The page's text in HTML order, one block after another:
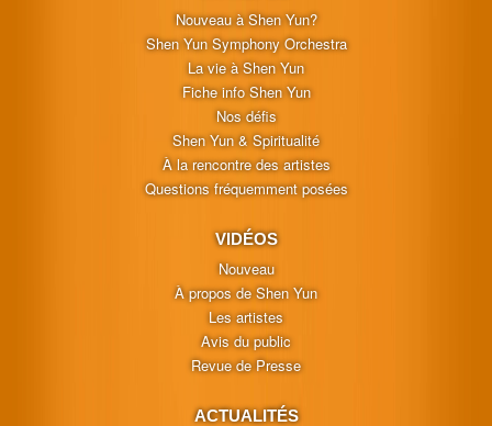
Nouveau à Shen Yun?
Shen Yun Symphony Orchestra
La vie à Shen Yun
Fiche info Shen Yun
Nos défis
Shen Yun & Spiritualité
À la rencontre des artistes
Questions fréquemment posées
VIDÉOS
Nouveau
À propos de Shen Yun
Les artistes
Avis du public
Revue de Presse
ACTUALITÉS